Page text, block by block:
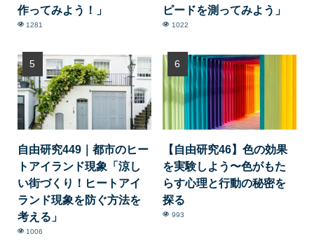
作ってみよう！」
1281
ピードを測ってみよう」
1022
自由研究449｜都市のヒー
トアイランド現象「涼し
い街づくり！ヒートアイ
ランド現象を防ぐ方法を
考える」
1006
【自由研究46】色の効果
を実験しよう〜色がもた
らす心理と行動の秘密を
探る
993